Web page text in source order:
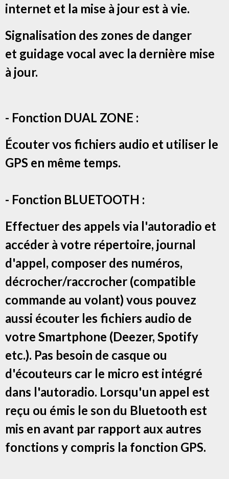
internet et la mise à jour est à vie.
Signalisation des zones de danger
et guidage vocal avec la dernière mise
à jour.
- Fonction DUAL ZONE :
Écouter vos fichiers audio et utiliser le
GPS en même temps.
- Fonction BLUETOOTH :
Effectuer des appels via l'autoradio et
accéder à votre répertoire, journal
d'appel, composer des numéros,
décrocher/raccrocher (compatible
commande au volant) vous pouvez
aussi écouter les fichiers audio de
votre Smartphone (Deezer, Spotify
etc.). Pas besoin de casque ou
d'écouteurs car le micro est intégré
dans l'autoradio. Lorsqu'un appel est
reçu ou émis le son du Bluetooth est
mis en avant par rapport aux autres
fonctions y compris la fonction GPS.